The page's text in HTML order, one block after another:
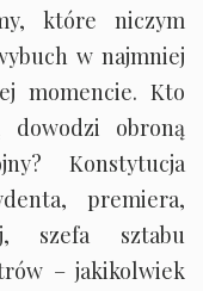
które niczym
w najmniej
momencie. Kto
dowodzi obroną
Konstytucja
premiera,
szefa sztabu
– jakikolwiek